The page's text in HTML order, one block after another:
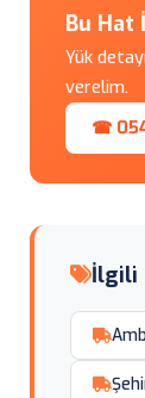
Bu Hat
Yük
verelim.
☎
İlgili